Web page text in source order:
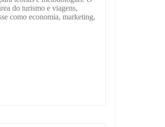
do turismo e viagens,
como economia, marketing,